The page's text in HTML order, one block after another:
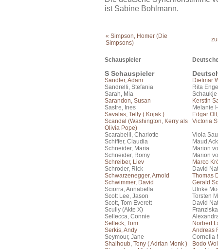
ist Sabine Bohlmann.
« Simpson, Homer (Die
Simpsons)
Schauspieler
S Schauspieler
Sandler, Adam
Dietmar
Sandrelli, Stefania
Rita
Sarah, Mia
Sarandon, Susan
Kerstin
Sastre, Ines
Melanie
Savalas, Telly ( Kojak )
Edgar
Scandal (Washington, Kerry als
Olivia Pope)
Victoria
Scarabelli, Charlotte
Viola
Schiffer, Claudia
Maud
Schneider, Maria
Marion
Schneider, Romy
Marion
Schreiber, Liev
Marco
Schroder, Rick
David
Schwarzenegger, Arnold
Thomas
Schwimmer, David
Gerald
Sciorra, Annabella
Ulrike
Scott Lee, Jason
Torsten
Scott, Tom Everett
David
Scully (Akte X)
Sellecca, Connie
Selleck, Tom
Norbert
Serkis, Andy
Andreas
Seymour, Jane
Cornelia
Shalhoub, Tony ( Adrian Monk )
Bodo